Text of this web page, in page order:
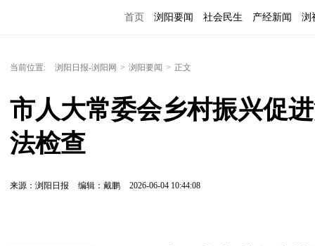
首页 浏阳要闻 社会民生 产经新闻 浏
当前位置: 浏阳日报-浏阳网 > 浏阳要闻 > 正文
市人大常委会乡村振兴促
法检查
来源：浏阳日报 编辑：戴鹏 2026-06-04 10:44:08